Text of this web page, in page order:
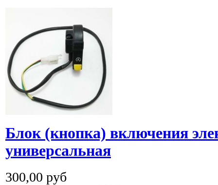
Блок (кнопка) включения
универсальная
300,00 руб